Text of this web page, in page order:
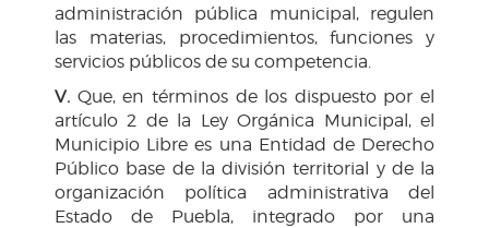
administración pública municipal, regulen
las materias, procedimientos, funciones y
servicios públicos de su competencia.
V. Que, en términos de los dispuesto por el
artículo 2 de la Ley Orgánica Municipal, el
Municipio Libre es una Entidad de Derecho
Público base de la división territorial y de la
organización política administrativa del
Estado de Puebla, integrado por una